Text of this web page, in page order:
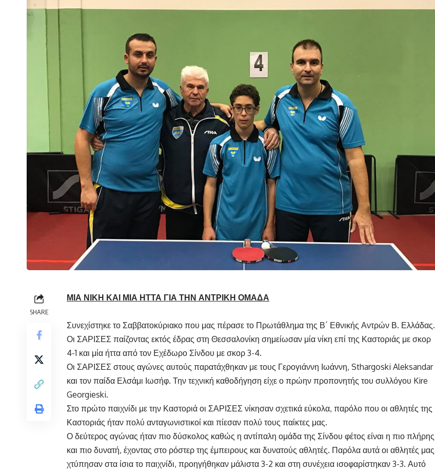
SHARE
ΜΙΑ ΝΙΚΗ ΚΑΙ ΜΙΑ ΗΤΤΑ ΓΙΑ ΤΗΝ ΑΝΤΡΙΚΗ ΟΜΑΔΑ
Συνεχίστηκε το Σαββατοκύριακο που μας πέρασε το Πρωτάθλημα της Β΄ Εθνικής Αντρών Β. Ελλάδας.
Οι ΣΑΡΙΣΕΣ παίζοντας εκτός έδρας στη Θεσσαλονίκη σημείωσαν μία νίκη επί της Καστοριάς με σκορ
4-1 και μία ήττα από τον Εχέδωρο Σίνδου με σκορ 3-4.
Οι ΣΑΡΙΣΕΣ στους αγώνες αυτούς παρατάχθηκαν με τους Γερογιάννη Ιωάννη, Sthargoski Aleksandar
και τον παίδα Ελσάμι Ιωσήφ. Την τεχνική καθοδήγηση είχε ο πρώην προπονητής του συλλόγου Kire
Georgieski.
Στο πρώτο παιχνίδι με την Καστοριά οι ΣΑΡΙΣΕΣ νίκησαν σχετικά εύκολα, παρόλο που οι αθλητές της
Καστοριάς ήταν πολύ ανταγωνιστικοί και πίεσαν πολύ τους παίκτες μας.
Ο δεύτερος αγώνας ήταν πιο δύσκολος καθώς η αντίπαλη ομάδα της Σίνδου φέτος είναι η πιο πλήρης
και πιο δυνατή, έχοντας στο ρόστερ της έμπειρους και δυνατούς αθλητές. Παρόλα αυτά οι αθλητές μας
χτύπησαν στα ίσια το παιχνίδι, προηγήθηκαν μάλιστα 3-2 και στη συνέχεια ισοφαρίστηκαν 3-3. Αυτό